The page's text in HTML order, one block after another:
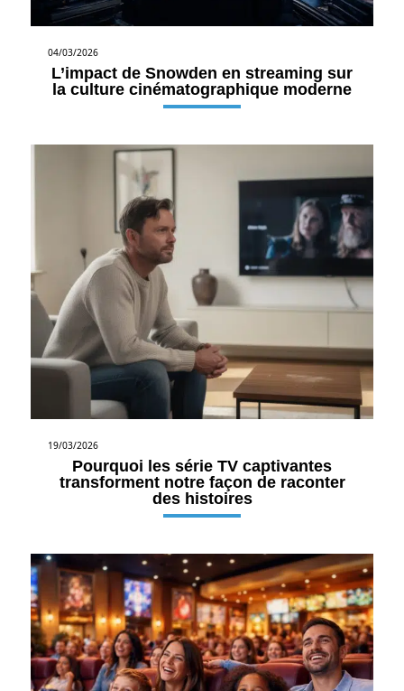
04/03/2026
L’impact de Snowden en streaming sur
la culture cinématographique moderne
19/03/2026
Pourquoi les série TV captivantes
transforment notre façon de raconter
des histoires